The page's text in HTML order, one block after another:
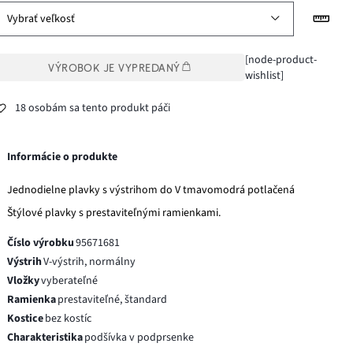
Vybrať veľkosť
VÝROBOK JE VYPREDANÝ
[node-product-
wishlist]
18 osobám sa tento produkt páči
Informácie o produkte
Jednodielne plavky s výstrihom do V tmavomodrá potlačená
Štýlové plavky s prestaviteľnými ramienkami.
Číslo výrobku95671681
VýstrihV-výstrih, normálny
Vložkyvyberateľné
Ramienkaprestaviteľné, štandard
Kosticebez kostíc
Charakteristikapodšívka v podprsenke